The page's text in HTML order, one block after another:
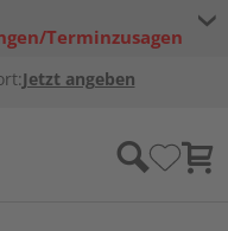
Terminzusagen
Jetzt angeben